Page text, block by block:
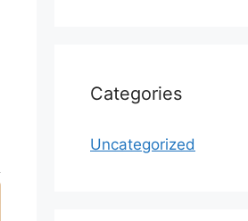
Categories
Uncategorized